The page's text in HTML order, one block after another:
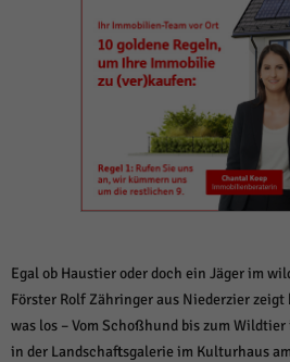
Egal ob Haustier oder doch ein Jäger im
Förster Rolf Zähringer aus Niederzier
was los – Vom Schoßhund bis zum
in der Landschaftsgalerie im Kulturhaus
Hier finden Sie eine Übersicht über alle
können Ihre Einwilligung zu ganzen
weitere Informationen anzeigen lassen
Alle akzeptieren
Zurück
Datenschutzeinstellungen
Essenziell (1)
einwandfreie Funktion der Website
Cookie-Informationen
Statistiken (1)